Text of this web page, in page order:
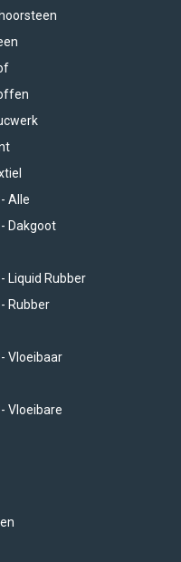
Alle
Dakgoot
Liquid Rubber
Rubber
Vloeibaar
Vloeibare